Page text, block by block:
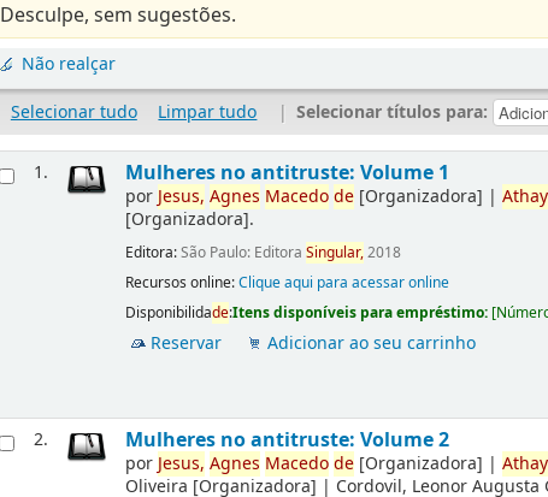
Desculpe, sem sugestões.
Não realçar
Selecionar tudo
Limpar tudo | Selecionar títulos para:
1. Mulheres no antitruste: Volume 1
porJesus, Agnes Macedode [Organizadora] |Athay
[Organizadora].
Editora:São Paulo: EditoraSingular,2018
Recursos online:Clique aqui para acessar online
Disponibilidade:Itens disponíveis para empréstimo: [
Reservar Adicionar ao seu carrinho
2. Mulheres no antitruste: Volume 2
porJesus, Agnes Macedode [Organizadora] |Athay
Oliveira [Organizadora] | Cordovil, Leonor Augusta